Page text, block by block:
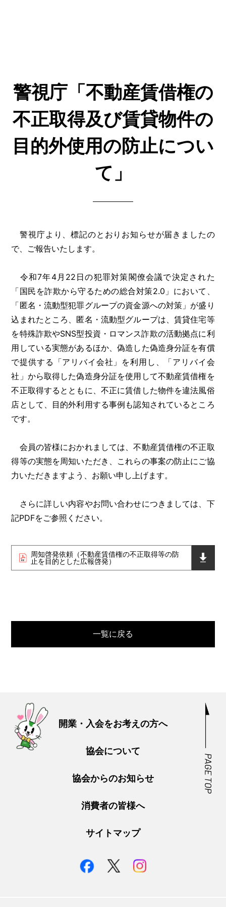
警視庁「不動産賃借権の
不正取得及び賃貸物件の
目的外使用の防止につい
て」
警視庁より、標記のとおりお知らせが届きましたの
で、ご報告いたします。
令和7年4月22日の犯罪対策閣僚会議で決定された
「国民を詐欺から守るための総合対策2.0」において、
「匿名・流動型犯罪グループの資金源への対策」が盛り
込まれたところ、匿名・流動型グループは、賃貸住宅等
を特殊詐欺やSNS型投資・ロマンス詐欺の活動拠点に利
用している実態があるほか、偽造した偽造身分証を有償
で提供する「アリバイ会社」を利用し、「アリバイ会
社」から取得した偽造身分証を使用して不動産賃借権を
不正取得するとともに、不正に賃借した物件を違法風俗
店として、目的外利用する事例も認知されているところ
です。
会員の皆様におかれましては、不動産賃借権の不正取
得等の実態を周知いただき、これらの事案の防止にご協
力いただきますよう、お願い申し上げます。
さらに詳しい内容やお問い合わせにつきましては、下
記PDFをご参照ください。
周知啓発依頼（不動産賃借権の不正取得等の防
止を目的とした広報啓発）
一覧に戻る
開業・入会をお考えの方へ
協会について
協会からのお知らせ
消費者の皆様へ
サイトマップ